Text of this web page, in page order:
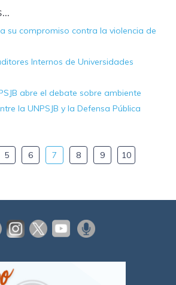
su compromiso contra la violencia de
Internos de Universidades
abre el debate sobre ambiente
la UNPSJB y la Defensa Pública
5 6 7 8 9 10